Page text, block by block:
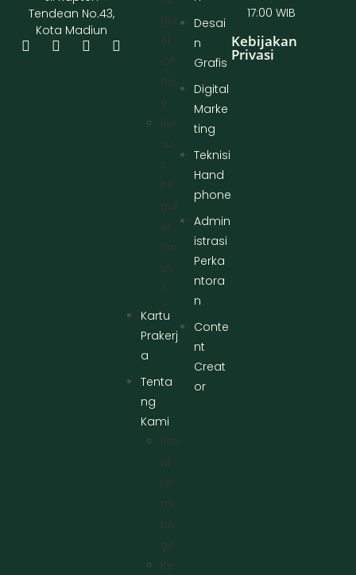
Tendean No.43,
Kota Madiun
Desai
n
Grafis
Digital
Marke
ting
Teknisi
Hand
phone
Admin
istrasi
Perka
ntora
n
Conte
nt
Creat
or
Gul
Er
Of
Flin
E
Kur
Su
S
Re
Gul
Er
On
Lin
E
Kartu
Prakerj
a
Tenta
ng
Kami
Pro
Fil
Le
M
Ba
Ga
Ke
17:00 WIB
Kebijakan
Privasi